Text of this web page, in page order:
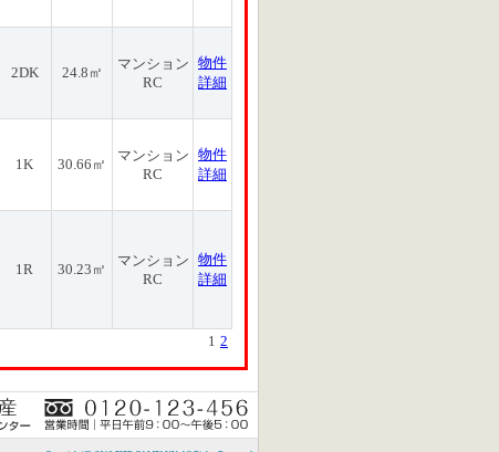
2DK 24.8㎡
マンション
RC
物件
詳細
1K 30.66㎡
マンション
RC
物件
詳細
1R 30.23㎡
マンション
RC
物件
詳細
1 2